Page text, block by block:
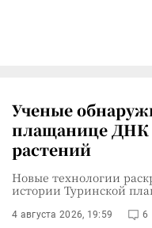
Ученые
плащанице
растений
Новые технологии
истории Туринской
4 августа 2026, 19:59 6